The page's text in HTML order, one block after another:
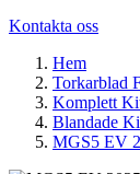
Kontakta oss
Hem
Torkarblad
Komplett
Blandade
MGS5 EV